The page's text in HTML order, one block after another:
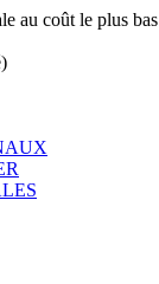
au coût le plus bas